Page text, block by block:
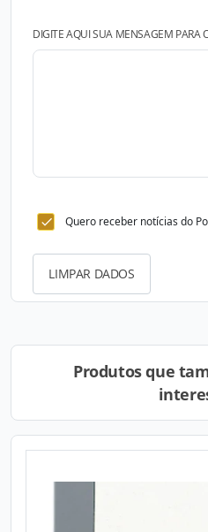
DIGITE AQUI SUA MENSAGEM PARA
Quero receber notícias do
LIMPAR DADOS
Produtos que